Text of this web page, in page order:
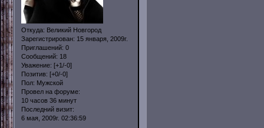
Откуда: Великий Новгород
Зарегистрирован: 15 января, 2009г.
Приглашений: 0
Сообщений: 18
Уважение: [+1/-0]
Позитив: [+0/-0]
Пол: Мужской
Провел на форуме:
10 часов 36 минут
Последний визит:
6 мая, 2009г. 02:36:59